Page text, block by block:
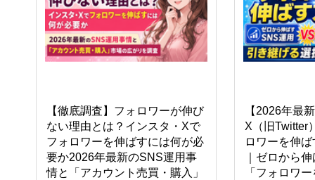
【徹底調査】フォロワーが伸び
ない理由とは？インスタ・Xで
フォロワーを伸ばすには何が必
要か2026年最新のSNS運用事
情と「アカウント売買・購入」
【2026年最
X（旧Twitter
ロワーを伸
｜ゼロから
「フォロワ